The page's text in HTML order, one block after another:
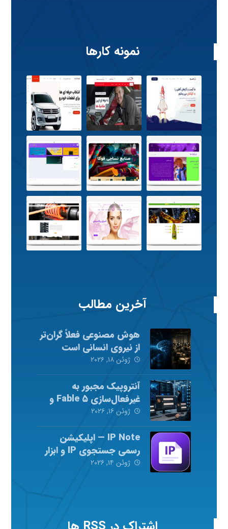
نمونه کارها
آخرین مطالب
هوش مصنوعی فعلاً گران‌تر
از نیروی انسانی است
ژوئن ۱۸, ۲۰۲۶
آنتروپیک مجبور به
غیرفعال‌سازی Fable ۵ و
Mythos ۵ شد
ژوئن ۱۶, ۲۰۲۶
IP Note — اپلیکیشن
رسمی جستجوی IP و ابزار
شبکه
ژوئن ۱۴, ۲۰۲۶